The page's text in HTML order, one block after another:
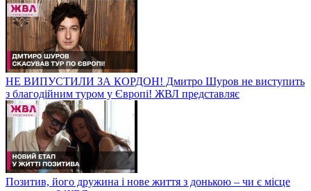
НЕ ВИПУСТИЛИ ЗА КОРДОН! Дмитро Шуров не виступить
з благодійним туром у Європі! ЖВЛ представляє
Позитив, його дружина і нове життя з донькою – чи є місце